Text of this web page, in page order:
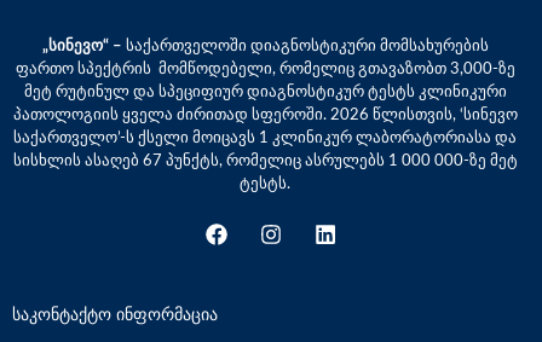
„სინევო“ – საქართველოში დიაგნოსტიკური მომსახურების
ფართო სპექტრის მომწოდებელი, რომელიც გთავაზობთ 3,000-ზე
მეტ რუტინულ და სპეციფიურ დიაგნოსტიკურ ტესტს კლინიკური
პათოლოგიის ყველა ძირითად სფეროში. 2026 წლისთვის, ‘სინევო
საქართველო’-ს ქსელი მოიცავს 1 კლინიკურ ლაბორატორიასა და
სისხლის ასაღებ 67 პუნქტს, რომელიც ასრულებს 1 000 000-ზე მეტ
ტესტს.
საკონტაქტო ინფორმაცია